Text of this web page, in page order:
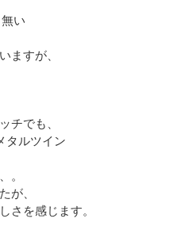
い
ますが、
チでも、
タルツイン
。
が、
さを感じます。